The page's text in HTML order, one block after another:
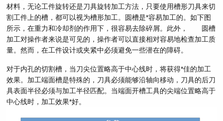
材料，无论工件旋转还是刀具旋转加工方法，只要使用槽形刀具来切
割工件上的槽，都可以视为槽形加工。圆槽是*容易加工的。如下图
所示，在重力和冷却剂的作用下，很容易去除碎屑。此外， 圆槽
加工对操作者来说是可见的，操作者可以直接相对容易地检查加工质
量。然而，在工件设计或夹紧中必须避免一些潜在的障碍。
对于内孔的切割槽，当刀尖位置略高于中心线时，将获得*佳的加工
效果。加工端面槽是特殊的，刀具必须能够沿轴向移动，刀具的后刀
具表面半径必须与加工半径匹配。当端面开槽工具的尖端位置略高于
中心线时，加工效果*好。